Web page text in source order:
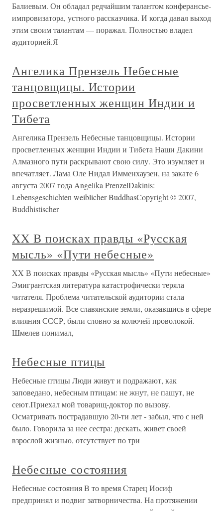
Балиевым. Он обладал редчайшим талантом конферансье-
импровизатора, устного рассказчика. И когда давал выход
этим своим талантам — поражал. Полностью владел
аудиторией.Я
Ангелика Прензель Небесные
танцовщицы. Истории
просветленных женщин Индии и
Тибета
Ангелика Прензель Небесные танцовщицы. Истории
просветленных женщин Индии и Тибета Наши Дакини
Алмазного пути раскрывают свою силу. Это изумляет и
впечатляет. Лама Оле Нидал Имменхаузен, на закате 6
августа 2007 года Angelika PrenzelDakinis:
Lebensgeschichten weiblicher BuddhasCopyright © 2007,
Buddhistischer
XX В поисках правды «Русская
мысль» «Пути небесные»
XX В поисках правды «Русская мысль» «Пути небесные»
Эмигрантская литература катастрофически теряла
читателя. Проблема читательской аудитории стала
неразрешимой. Все славянские земли, оказавшись в сфере
влияния СССР, были словно за колючей проволокой.
Шмелев понимал,
Небесные птицы
Небесные птицы Люди живут и подражают, как
заповедано, небесным птицам: не жнут, не пашут, не
сеют.Приехал мой товарищ-доктор по вызову.
Осматривать пострадавшую 20-ти лет - забыл, что с ней
было. Говорила за нее сестра: дескать, живет своей
взрослой жизнью, отсутствует по три
Небесные состояния
Небесные состояния В то время Старец Иосиф
предпринял и подвиг затворничества. На протяжении